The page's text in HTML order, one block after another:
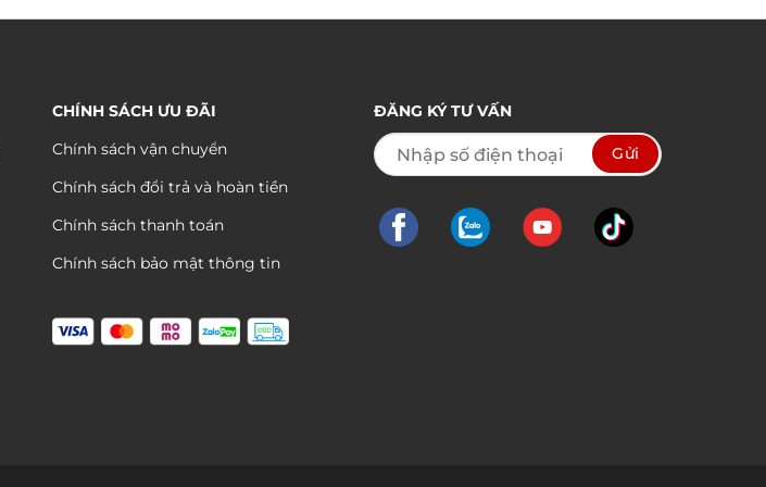
790.000 ₫ 790.000 ₫
CHÍNH SÁCH ƯU ĐÃI
Chính sách vận chuyển
Chính sách đổi trả và hoàn tiền
Chính sách thanh toán
Chính sách bảo mật thông tin
ĐĂNG KÝ TƯ VẤN